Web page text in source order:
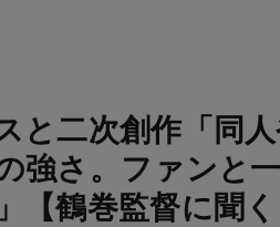
と二次創作「同
強さ。ファンと
【鶴巻監督に聞く